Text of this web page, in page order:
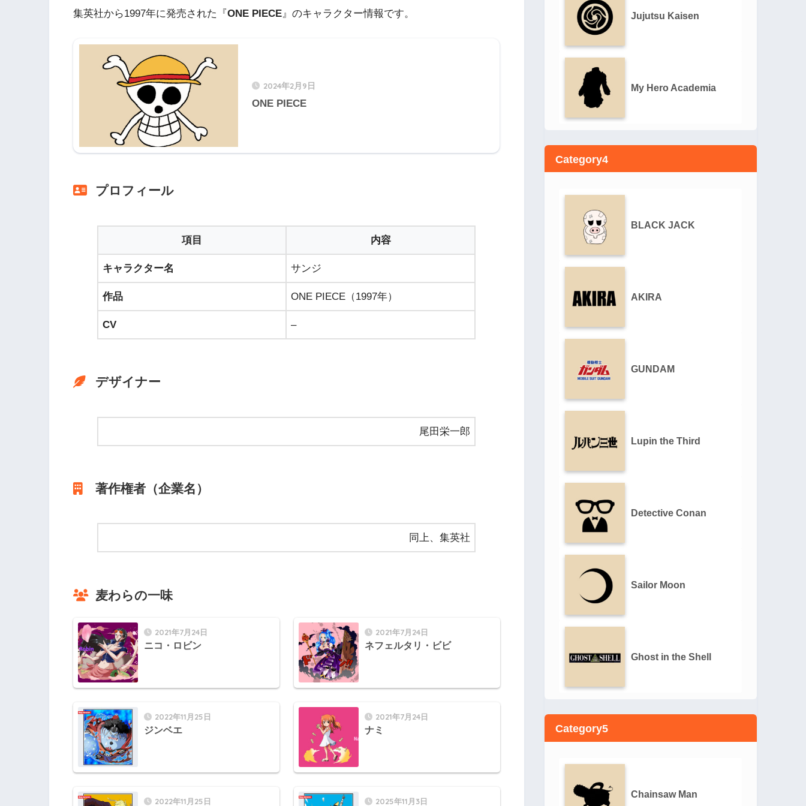
集英社から1997年に発売された『ONE PIECE 』のキャラクター情報です。
2024年2月9日
ONE PIECE
プロフィール
項目 内容
キャラクター名 サンジ
作品 ONE PIECE（1997年）
CV –
デザイナー
尾田栄一郎
著作権者（企業名）
同上、集英社
麦わらの一味
2021年7月24日
ニコ・ロビン
2021年7月24日
ネフェルタリ・ビビ
2022年11月25日
ジンベエ
2021年7月24日
ナミ
2022年11月25日 2025年11月3日
Jujutsu Kaisen
My Hero Academia
Category4
BLACK JACK
AKIRA
GUNDAM
Lupin the Third
Detective Conan
Sailor Moon
Ghost in the Shell
Category5
Chainsaw Man